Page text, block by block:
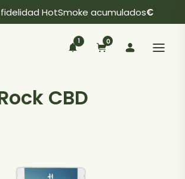
fidelidad HotSmoke acumulados€
1 0
CBD